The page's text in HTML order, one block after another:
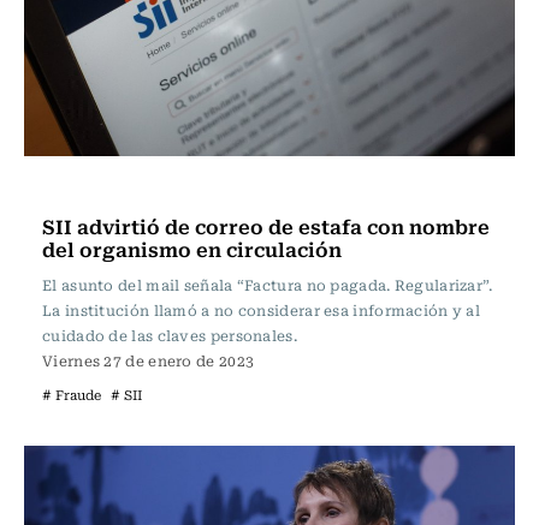
SII advirtió de correo de estafa con nombre
del organismo en circulación
El asunto del mail señala “Factura no pagada. Regularizar”.
La institución llamó a no considerar esa información y al
cuidado de las claves personales.
Viernes 27 de enero de 2023
# Fraude # SII